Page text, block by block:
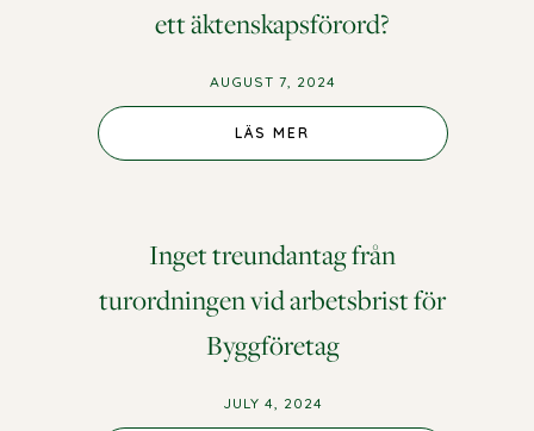
ett äktenskapsförord?
AUGUST 7, 2024
LÄS MER
Inget treundantag från
turordningen vid arbetsbrist för
Byggföretag
JULY 4, 2024